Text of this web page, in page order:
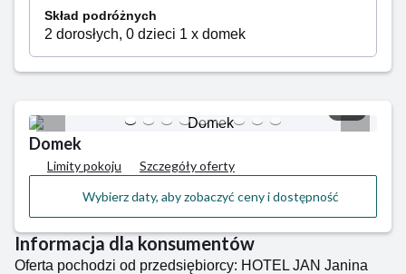
XIV w., bardziej kameralny kościół św. Jerzego oraz
wyjątkowa kaplica św. Gertrudy – jedyny na Pomorzu
pomnikiem rybaka na Rynku.
KOSZALIN: miłośnicy aktywnego wypoczynku mogą
oderwać się od ziemi w parku linowym Trollandia albo
zabawić się w Winnetou w wiosce indiańskiej.
Koneserzy niebanalnej sztuki wpisanej w miejski
krajobraz nie powinni zaś przegapić Płomiennych
Skład podróżnych
2 dorosłych, 0 dzieci 1 x domek
Domek
Limity pokoju
Szczegóły oferty
Wybierz daty, aby zobaczyć ceny i dostępność
Informacja dla konsumentów
Oferta pochodzi od przedsiębiorcy: HOTEL JAN Janina